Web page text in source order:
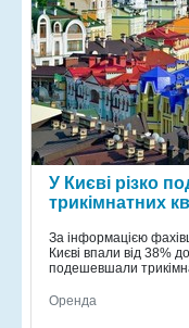
У Києві різко
трикімнатних
За інформацією
Києві впали від 38%
подешевшали
Оренда